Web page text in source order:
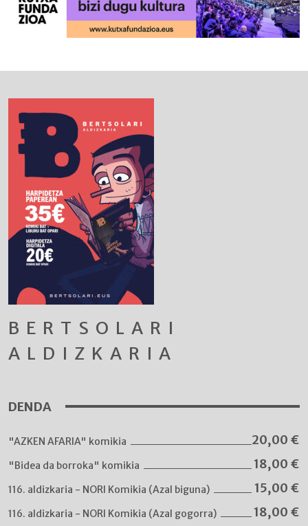
BERTSOLARI
ALDIZKARIA
DENDA
"AZKEN AFARIA" komikia 20,00 €
"Bidea da borroka" komikia 18,00 €
116. aldizkaria - NORI Komikia (Azal biguna) 15,00 €
116. aldizkaria - NORI Komikia (Azal gogorra) 18,00 €